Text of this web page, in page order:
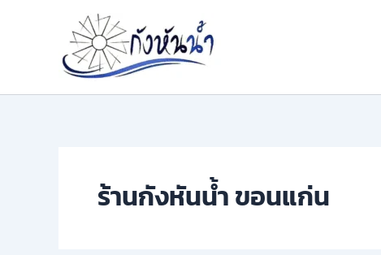
ร้านกังหันน้ำ ขอนแก่น